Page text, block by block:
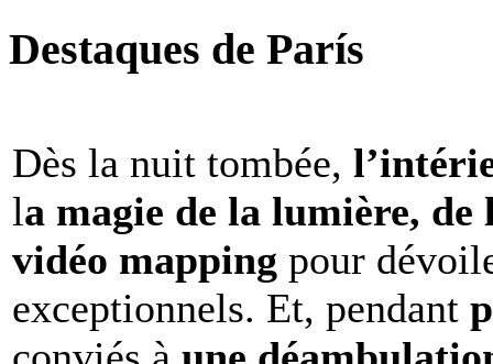
Destaques de París
Dès la nuit tombée,
la magie de la lumière,
vidéo mapping pour
exceptionnels. Et, pendant